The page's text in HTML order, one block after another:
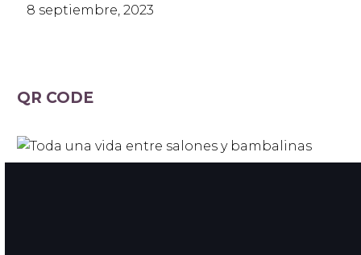
8 septiembre, 2023
QR CODE